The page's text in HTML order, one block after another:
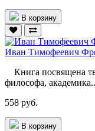
В корзину
Иван Тимофеевич
Книга посвящена
философа, академика..
558 руб.
В корзину